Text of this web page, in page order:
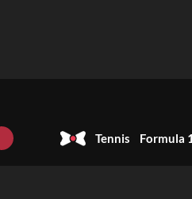
Tennis Formula 1